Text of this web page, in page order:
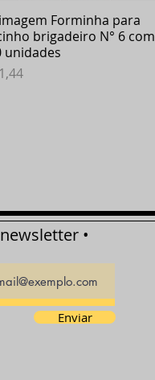
Visualização rápida
Forminha para
brigadeiro N° 6 com
unidades
•
Enviar